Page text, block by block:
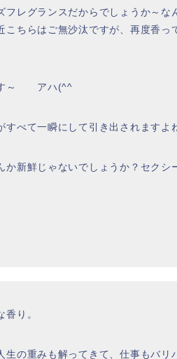
レグランスだからでしょうか～な
ちらはご無沙汰ですが、再度香っ
す～ アハ(^^ゞ
すべて一瞬にして引き出されますよ
か新鮮じゃないでしょうか？セクシ
り。
の重みも解ってきて、仕事もバリ